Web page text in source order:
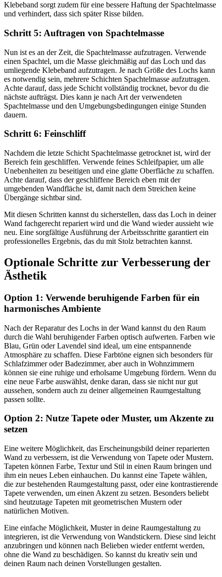
Klebeband sorgt zudem für eine bessere Haftung der Spachtelmasse
und verhindert, dass sich später Risse bilden.
Schritt 5: Auftragen von Spachtelmasse
Nun ist es an der Zeit, die Spachtelmasse aufzutragen. Verwende
einen Spachtel, um die Masse gleichmäßig auf das Loch und das
umliegende Klebeband aufzutragen. Je nach Größe des Lochs kann
es notwendig sein, mehrere Schichten Spachtelmasse aufzutragen.
Achte darauf, dass jede Schicht vollständig trocknet, bevor du die
nächste aufträgst. Dies kann je nach Art der verwendeten
Spachtelmasse und den Umgebungsbedingungen einige Stunden
dauern.
Schritt 6: Feinschliff
Nachdem die letzte Schicht Spachtelmasse getrocknet ist, wird der
Bereich fein geschliffen. Verwende feines Schleifpapier, um alle
Unebenheiten zu beseitigen und eine glatte Oberfläche zu schaffen.
Achte darauf, dass der geschliffene Bereich eben mit der
umgebenden Wandfläche ist, damit nach dem Streichen keine
Übergänge sichtbar sind.
Mit diesen Schritten kannst du sicherstellen, dass das Loch in deiner
Wand fachgerecht repariert wird und die Wand wieder aussieht wie
neu. Eine sorgfältige Ausführung der Arbeitsschritte garantiert ein
professionelles Ergebnis, das du mit Stolz betrachten kannst.
Optionale Schritte zur Verbesserung der
Ästhetik
Option 1: Verwende beruhigende Farben für ein
harmonisches Ambiente
Nach der Reparatur des Lochs in der Wand kannst du den Raum
durch die Wahl beruhigender Farben optisch aufwerten. Farben wie
Blau, Grün oder Lavendel sind ideal, um eine entspannende
Atmosphäre zu schaffen. Diese Farbtöne eignen sich besonders für
Schlafzimmer oder Badezimmer, aber auch in Wohnzimmern
können sie eine ruhige und erholsame Umgebung fördern. Wenn du
eine neue Farbe auswählst, denke daran, dass sie nicht nur gut
aussehen, sondern auch zu deiner allgemeinen Raumgestaltung
passen sollte.
Option 2: Nutze Tapete oder Muster, um Akzente zu
setzen
Eine weitere Möglichkeit, das Erscheinungsbild deiner reparierten
Wand zu verbessern, ist die Verwendung von Tapete oder Mustern.
Tapeten können Farbe, Textur und Stil in einen Raum bringen und
ihm ein neues Leben einhauchen. Du kannst eine Tapete wählen,
die zur bestehenden Raumgestaltung passt, oder eine kontrastierende
Tapete verwenden, um einen Akzent zu setzen. Besonders beliebt
sind heutzutage Tapeten mit geometrischen Mustern oder
natürlichen Motiven.
Eine einfache Möglichkeit, Muster in deine Raumgestaltung zu
integrieren, ist die Verwendung von Wandstickern. Diese sind leicht
anzubringen und können nach Belieben wieder entfernt werden,
ohne die Wand zu beschädigen. So kannst du kreativ sein und
deinen Raum nach deinen Vorstellungen gestalten.